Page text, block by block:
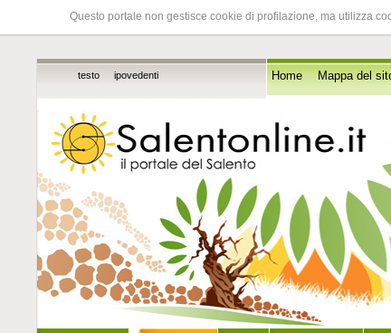
Questo portale non gestisce cookie di profilazione, ma utilizza
testo ipovedenti Home Mappa del